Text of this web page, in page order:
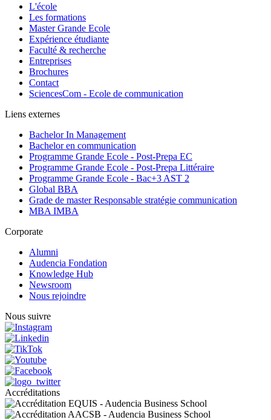
L'école
Les formations
Master Grande Ecole
Expérience étudiante
Faculté & recherche
Entreprises
Brochures
Contact
SciencesCom - Ecole de communication
Liens externes
Bachelor In Management
Bachelor en communication
Programme Grande Ecole - Post-Prepa EC
Programme Grande Ecole - Post-Prepa Littéraire
Programme Grande Ecole - Bac+3 AST 2
Global BBA
Grade de master Responsable stratégie communication
MBA IMBA
Corporate
Alumni
Audencia Fondation
Knowledge Hub
Newsroom
Nous rejoindre
Nous suivre
Accréditations